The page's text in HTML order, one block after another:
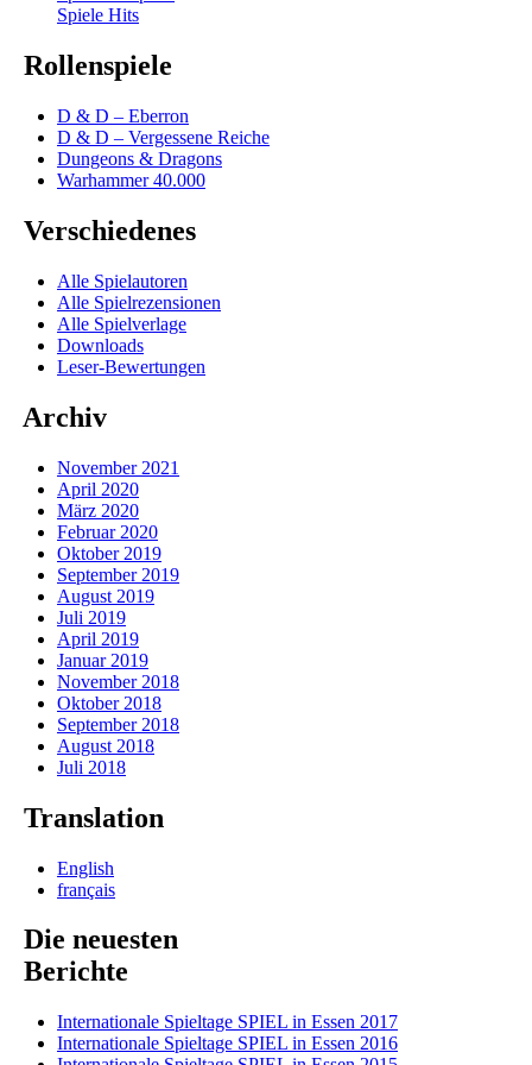
Spiele Hits
Rollenspiele
D & D – Eberron
D & D – Vergessene Reiche
Dungeons & Dragons
Warhammer 40.000
Verschiedenes
Alle Spielautoren
Alle Spielrezensionen
Alle Spielverlage
Downloads
Leser-Bewertungen
Archiv
November 2021
April 2020
März 2020
Februar 2020
Oktober 2019
September 2019
August 2019
Juli 2019
April 2019
Januar 2019
November 2018
Oktober 2018
September 2018
August 2018
Juli 2018
Translation
English
français
Die neuesten
Berichte
Internationale Spieltage SPIEL in Essen 2017
Internationale Spieltage SPIEL in Essen 2016